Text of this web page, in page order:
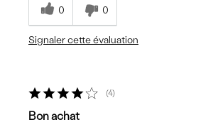
0 0
Signaler cette évaluation
4
Bon achat